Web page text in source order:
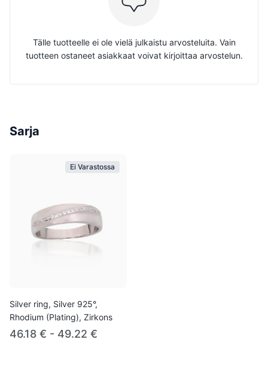
Tälle tuotteelle ei ole vielä julkaistu arvosteluita. Vain
tuotteen ostaneet asiakkaat voivat kirjoittaa arvostelun.
Sarja
Ei Varastossa
Silver ring, Silver 925°,
Rhodium (Plating), Zirkons
46.18 € - 49.22 €